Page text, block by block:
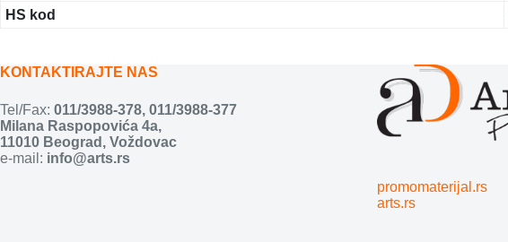
HS kod
KONTAKTIRAJTE NAS
Tel/Fax: 011/3988-378, 011/3988-377
Milana Raspopovića 4a,
11010 Beograd, Voždovac
e-mail: info@arts.rs
promomaterijal.rs
arts.rs